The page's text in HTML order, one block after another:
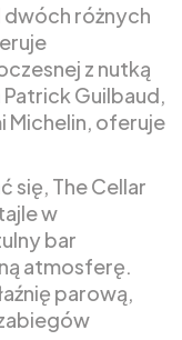
różnych
z nutką
Guilbaud,
Michelin, oferuje
się, The Cellar
w
bar
atmosferę.
parową,